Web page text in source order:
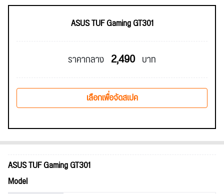
ASUS TUF Gaming GT301
ราคากลาง 2,490 บาท
เลือกเพื่อจัดสเปค
ASUS TUF Gaming GT301
Model